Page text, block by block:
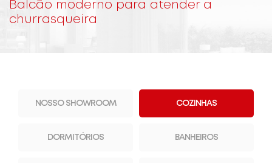
Balcão moderno para atender a
churrasqueira
NOSSO SHOWROOM COZINHAS
DORMITÓRIOS BANHEIROS